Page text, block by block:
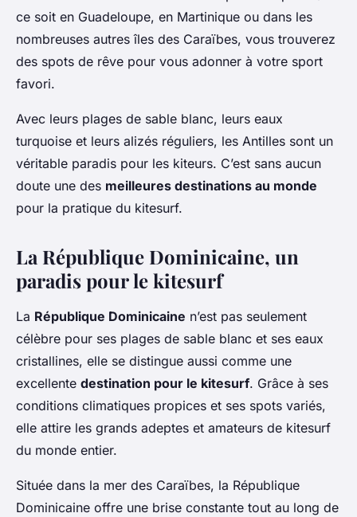
ce soit en Guadeloupe, en Martinique ou dans les
nombreuses autres îles des Caraïbes, vous trouverez
des spots de rêve pour vous adonner à votre sport
favori.
Avec leurs plages de sable blanc, leurs eaux
turquoise et leurs alizés réguliers, les Antilles sont un
véritable paradis pour les kiteurs. C’est sans aucun
doute une des meilleures destinations au monde
pour la pratique du kitesurf.
La République Dominicaine, un
paradis pour le kitesurf
La République Dominicaine n’est pas seulement
célèbre pour ses plages de sable blanc et ses eaux
cristallines, elle se distingue aussi comme une
excellente destination pour le kitesurf. Grâce à ses
conditions climatiques propices et ses spots variés,
elle attire les grands adeptes et amateurs de kitesurf
du monde entier.
Située dans la mer des Caraïbes, la République
Dominicaine offre une brise constante tout au long de